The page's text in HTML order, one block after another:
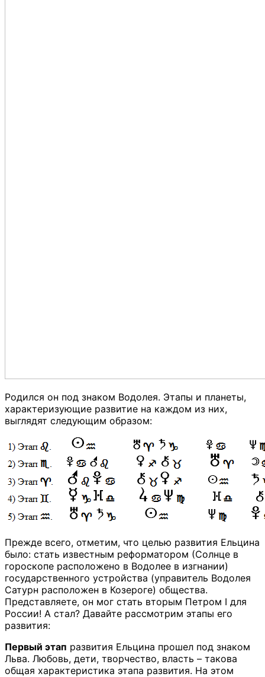
Родился он под знаком Водолея. Этапы и планеты,
характеризующие развитие на каждом из них,
выглядят следующим образом:
Прежде всего, отметим, что целью развития Ельцина
было: стать известным реформатором (Солнце в
гороскопе расположено в Водолее в изгнании)
государственного устройства (управитель Водолея
Сатурн расположен в Козероге) общества.
Представляете, он мог стать вторым Петром I для
России! А стал? Давайте рассмотрим этапы его
развития:
Первый этап развития Ельцина прошел под знаком
Льва. Любовь, дети, творчество, власть – такова
общая характеристика этапа развития. На этом